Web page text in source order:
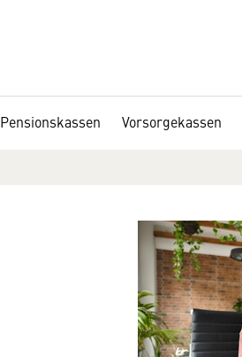
Pensionskassen Vorsorgekassen